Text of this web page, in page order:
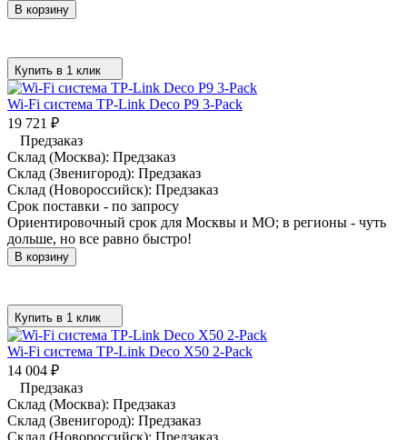
В корзину
Купить в 1 клик
Wi-Fi система TP-Link Deco P9 3-Pack
19 721 ₽
Предзаказ
Склад (Москва): Предзаказ
Склад (Звенигород): Предзаказ
Склад (Новороссийск): Предзаказ
Срок поставки - по запросу
Ориентировочный срок для Москвы и МО; в регионы - чуть
дольше, но все равно быстро!
В корзину
Купить в 1 клик
Wi-Fi система TP-Link Deco X50 2-Pack
14 004 ₽
Предзаказ
Склад (Москва): Предзаказ
Склад (Звенигород): Предзаказ
Склад (Новороссийск): Предзаказ